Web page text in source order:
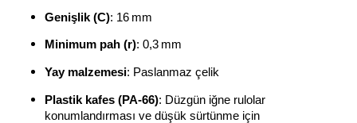
Genişlik (C): 16 mm
Minimum pah (r): 0,3 mm
Yay malzemesi: Paslanmaz çelik
Plastik kafes (PA‑66): Düzgün iğne rulolar
konumlandırması ve düşük sürtünme için